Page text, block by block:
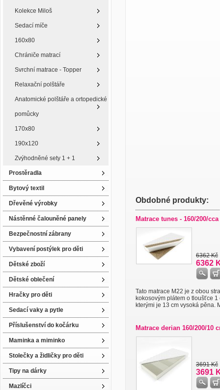
Kolekce Miloš
Sedací míče
160x80
Chrániče matrací
Svrchní matrace - Topper
Relaxační polštáře
Anatomické polštáře a ortopedické
pomůcky
170x80
190x120
Zvýhodněné sety 1 + 1
Prostěradla
Bytový textil
Dřevěné výrobky
Nástěnné čalouněné panely
Bezpečnostní zábrany
Vybavení postýlek pro děti
Dětské zboží
Dětské oblečení
Hračky pro děti
Sedací vaky a pytle
Příslušenství do kočárku
Maminka a miminko
Stolečky a židličky pro děti
Tipy na dárky
Mazlíčci
Obdobné produkty:
Matrace tunes - 160/200/
6362 Kč
6362
Tato matrace M22 je z obou
kokosovým plátem o tloušťce 1
kterými je 13 cm vysoká pěna.
Matrace derian 160/200/10
3691 Kč
3691